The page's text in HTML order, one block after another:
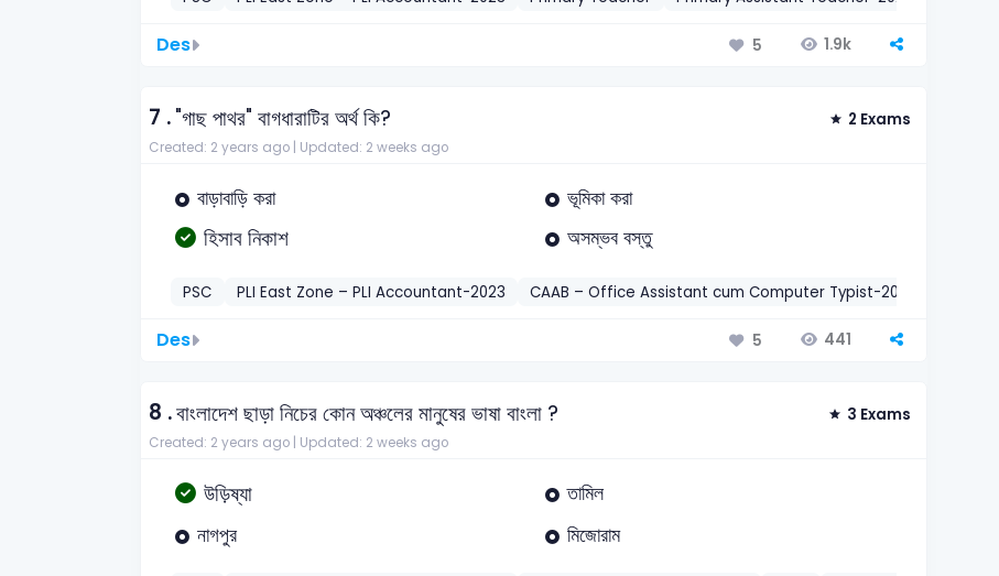
Des 5 1.9k
7 ."গাছ পাথর" বাগধারাটির অর্থ কি? 2 Exams
Created: 2 years ago | Updated: 2 weeks ago
বাড়াবাড়ি করা ভূমিকা করা
হিসাব নিকাশ অসম্ভব বস্তু
PSC PLI East Zone – PLI Accountant-2023 CAAB – Office Assistant cum Computer Typist-2024
Des 5 441
8 .বাংলাদেশ ছাড়া নিচের কোন অঞ্চলের মানুষের ভাষা বাংলা ? 3 Exams
Created: 2 years ago | Updated: 2 weeks ago
উড়িষ্যা
তামিল
নাগপুর
মিজোরাম